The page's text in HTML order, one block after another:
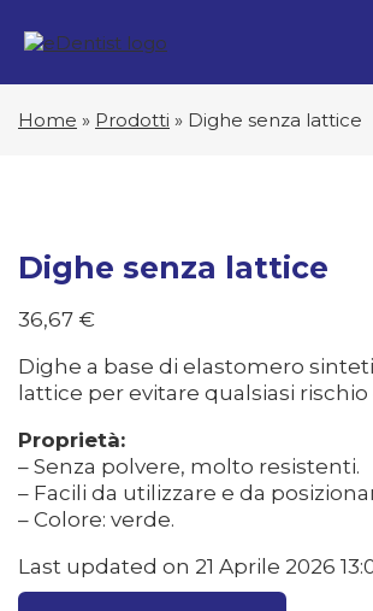
Home » Prodotti » Dighe senza lattice
Dighe senza lattice
36,67 €
Dighe a base di elastomero
lattice per evitare qualsiasi rischio
Proprietà:
– Senza polvere, molto resistenti.
– Facili da utilizzare e da
– Colore: verde.
Last updated on 21 Aprile 2026